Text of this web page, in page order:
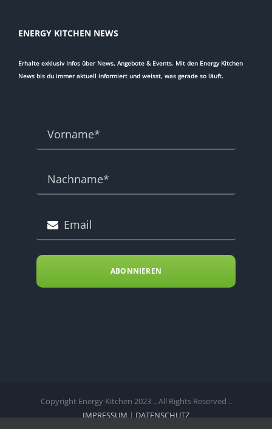
ENERGY KITCHEN NEWS
Erhalte exklusiv Infos über News, Angebote & Events. Mit den Energy Kitchen
News bis du immer aktuell informiert und weisst, was gerade so läuft.
ABONNIEREN
Copyright Energy Kitchen 2023 .. All Rights Reserved ..
IMPRESSUM|DATENSCHUTZ